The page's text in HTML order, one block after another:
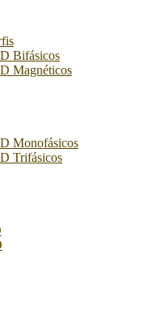
Bifásicos
Magnéticos
Monofásicos
Trifásicos